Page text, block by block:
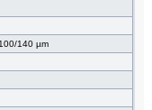
140 µm